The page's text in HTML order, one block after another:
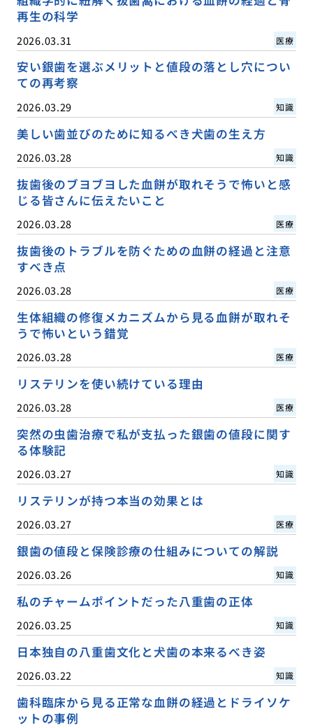
再生の科学
2026.03.31 医療
安い銀歯を選ぶメリットと値段の落とし穴につい
ての再考察
2026.03.29 知識
美しい歯並びのために知るべき犬歯の生え方
2026.03.28 知識
抜歯後のブヨブヨした血餅が取れそうで怖いと感
じる皆さんに伝えたいこと
2026.03.28 医療
抜歯後のトラブルを防ぐための血餅の経過と注意
すべき点
2026.03.28 医療
生体組織の修復メカニズムから見る血餅が取れそ
うで怖いという錯覚
2026.03.28 医療
リステリンを使い続けている理由
2026.03.28 医療
突然の虫歯治療で私が支払った銀歯の値段に関す
る体験記
2026.03.27 知識
リステリンが持つ本当の効果とは
2026.03.27 医療
銀歯の値段と保険診療の仕組みについての解説
2026.03.26 知識
私のチャームポイントだった八重歯の正体
2026.03.25 知識
日本独自の八重歯文化と犬歯の本来るべき姿
2026.03.22 知識
歯科臨床から見る正常な血餅の経過とドライソケ
ットの事例